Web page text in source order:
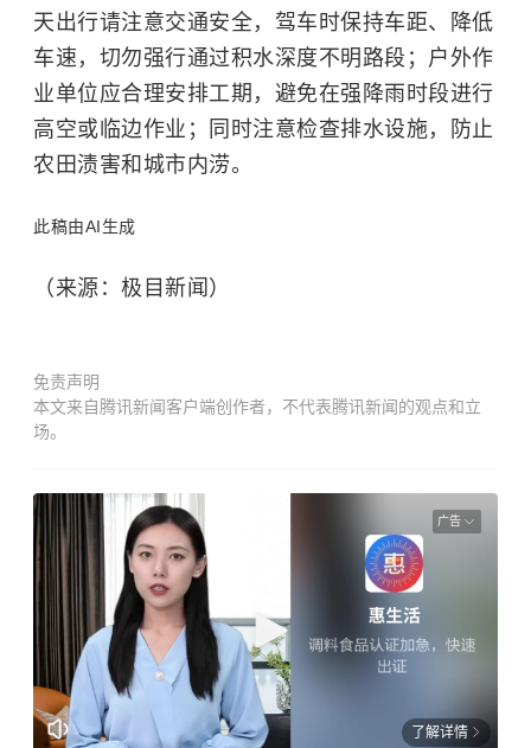
天出行请注意交通安全，驾车时保持车距、降低
车速，切勿强行通过积水深度不明路段；户外作
业单位应合理安排工期，避免在强降雨时段进行
高空或临边作业；同时注意检查排水设施，防止
农田渍害和城市内涝。
此稿由AI生成
（来源：极目新闻）
免责声明
本文来自腾讯新闻客户端创作者，不代表腾讯新闻的观点和立
场。
广告
了解详情